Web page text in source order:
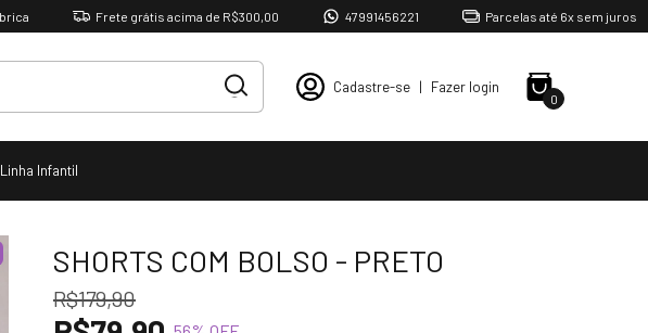
Frete grátis acima de R$300,00 47991456221 Parcelas até 6x sem juros
Cadastre-se | Fazer login
0
Linha Infantil
SHORTS COM BOLSO - PRETO
R$179,90